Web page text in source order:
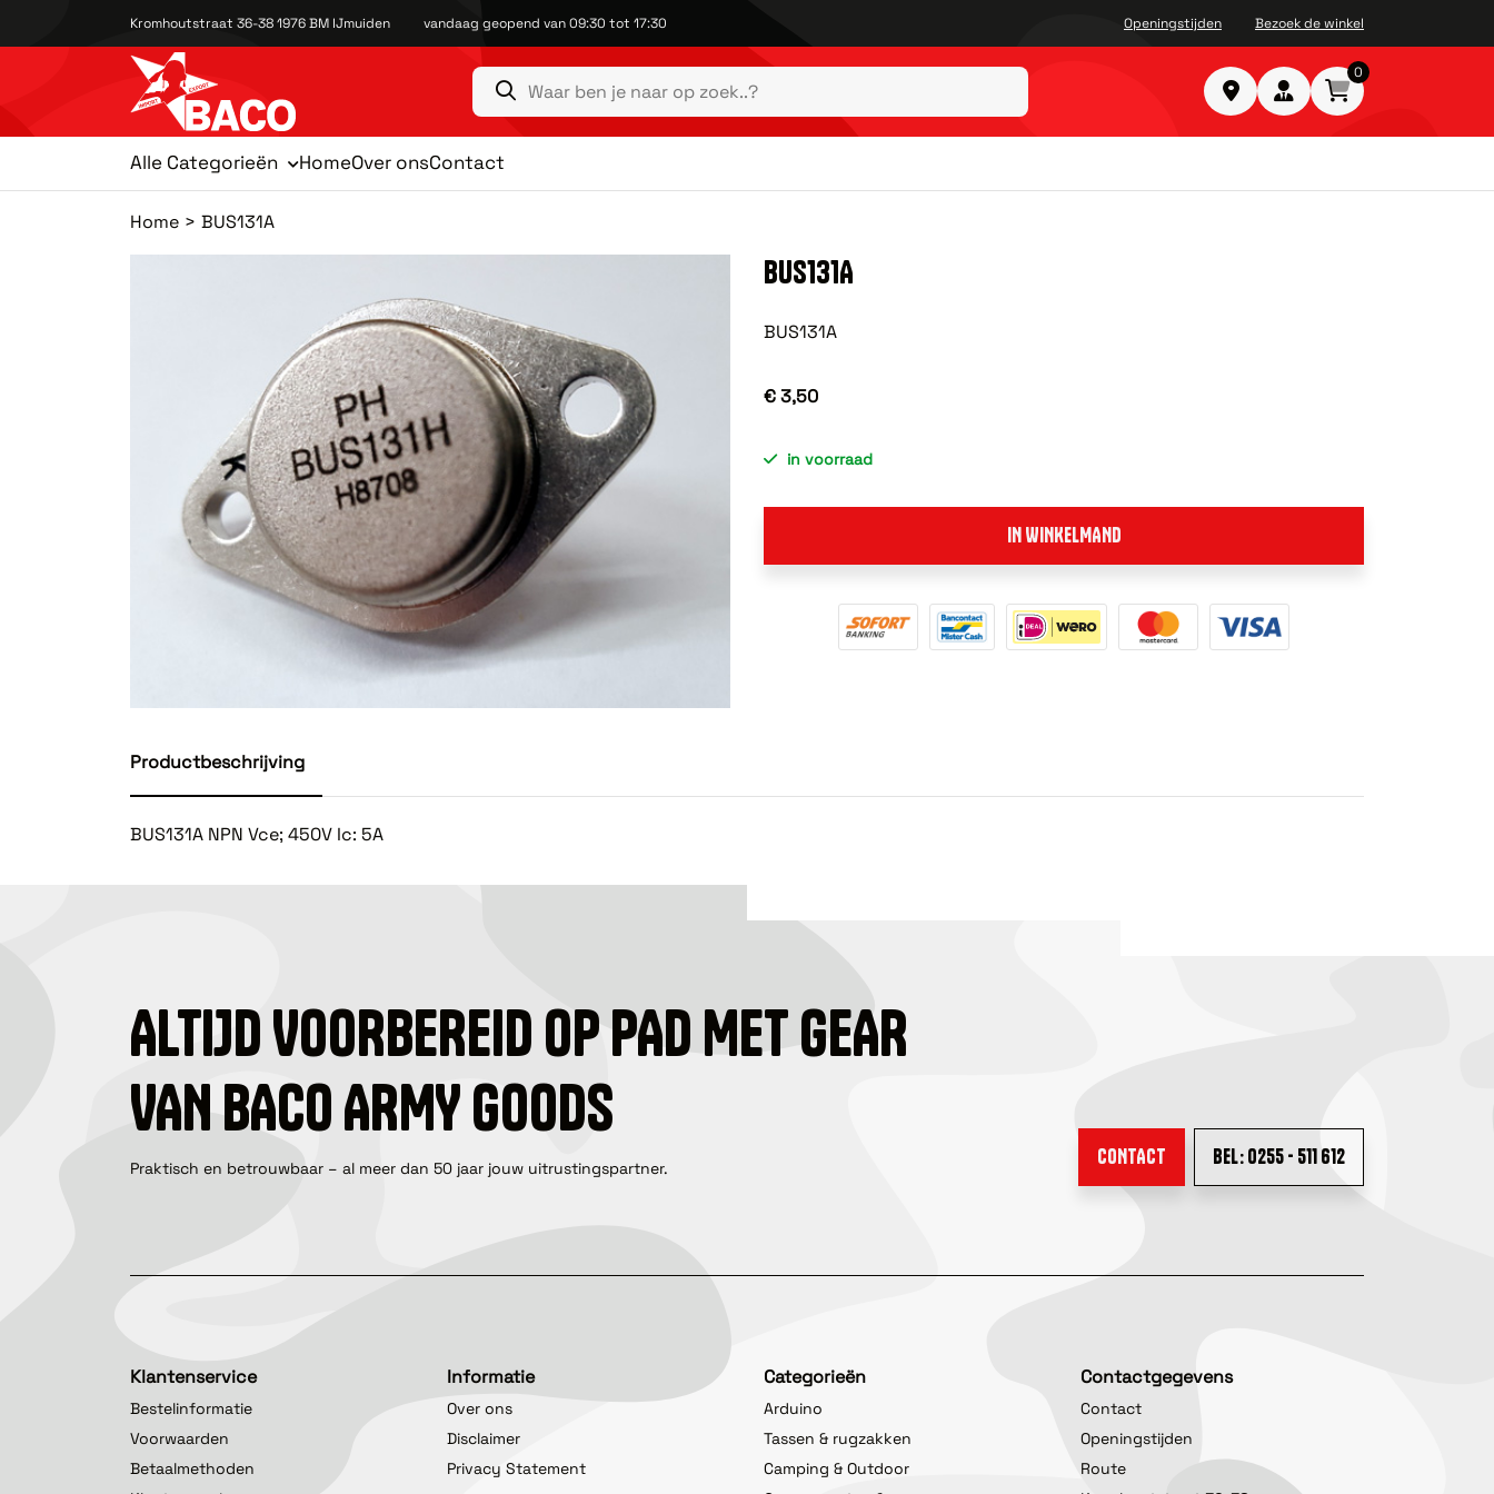
Kromhoutstraat 36-38 1976 BM IJmuiden vandaag geopend van 09:30 tot 17:30 Openingstijden Bezoek de winkel
0
Alle Categorieën HomeOver onsContact
Home BUS131A
BUS131A
BUS131A
€ 3,50
in voorraad
IN WINKELMAND
Productbeschrijving
BUS131A NPN Vce; 450V Ic: 5A
ALTIJD VOORBEREID OP PAD MET GEAR
VAN BACO ARMY GOODS
Praktisch en betrouwbaar – al meer dan 50 jaar jouw uitrustingspartner. CONTACT BEL: 0255 - 511 612
Klantenservice
Bestelinformatie
Voorwaarden
Betaalmethoden
Informatie
Over ons
Disclaimer
Privacy Statement
Categorieën
Arduino
Tassen & rugzakken
Camping & Outdoor
Contactgegevens
Contact
Openingstijden
Route